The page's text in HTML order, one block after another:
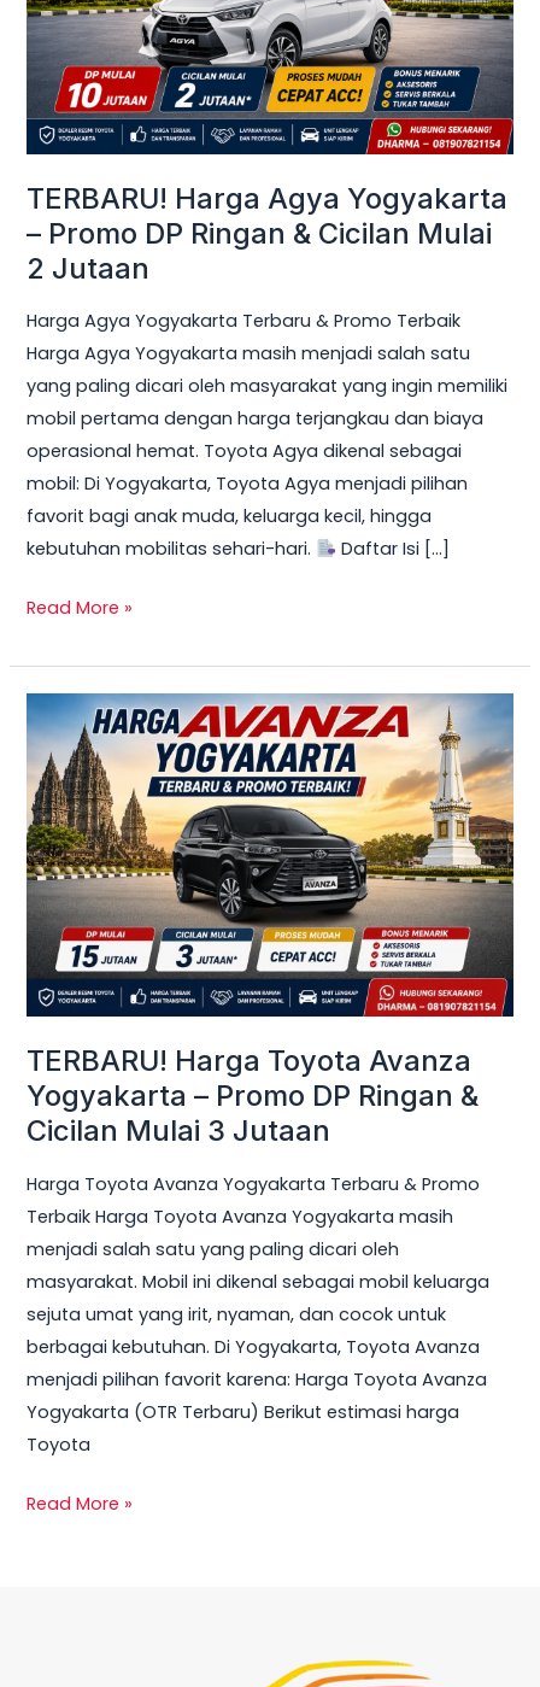
TERBARU! Harga Agya Yogyakarta
– Promo DP Ringan & Cicilan Mulai
2 Jutaan
Harga Agya Yogyakarta Terbaru & Promo Terbaik
Harga Agya Yogyakarta masih menjadi salah satu
yang paling dicari oleh masyarakat yang ingin memiliki
mobil pertama dengan harga terjangkau dan biaya
operasional hemat. Toyota Agya dikenal sebagai
mobil: Di Yogyakarta, Toyota Agya menjadi pilihan
favorit bagi anak muda, keluarga kecil, hingga
kebutuhan mobilitas sehari-hari.
Daftar Isi […]
Promo
DP
Ringan
Cicilan
2
Jutaan
Read More »
TERBARU! Harga Toyota Avanza
Yogyakarta – Promo DP Ringan &
Cicilan Mulai 3 Jutaan
Harga Toyota Avanza Yogyakarta Terbaru & Promo
Terbaik Harga Toyota Avanza Yogyakarta masih
menjadi salah satu yang paling dicari oleh
masyarakat. Mobil ini dikenal sebagai mobil keluarga
sejuta umat yang irit, nyaman, dan cocok untuk
berbagai kebutuhan. Di Yogyakarta, Toyota Avanza
menjadi pilihan favorit karena: Harga Toyota Avanza
Yogyakarta (OTR Terbaru) Berikut estimasi harga
Toyota
TERBARU!
Harga
Toyota
Avanza
Yogyakarta
–
Promo
DP
Ringan
&
Mulai
3
Jutaan
Read More »